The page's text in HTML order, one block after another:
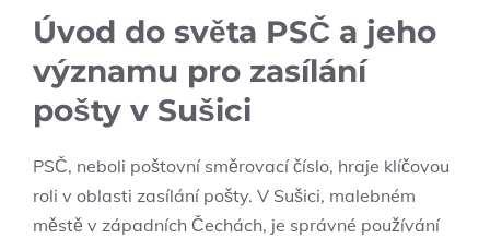
Úvod do světa PSČ a jeho
významu pro zasílání
pošty v Sušici
PSČ, neboli poštovní směrovací číslo, hraje klíčovou
roli v oblasti zasílání pošty. V Sušici, malebném
městě v západních Čechách, je správné používání